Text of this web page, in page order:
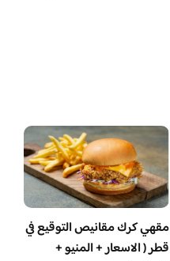
مقهي كرك مقانيص التوقيع في
قطر ( الاسعار + المنيو +